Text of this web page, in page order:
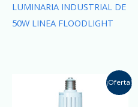
LUMINARIA INDUSTRIAL DE
50W LINEA FLOODLIGHT
¡Oferta!